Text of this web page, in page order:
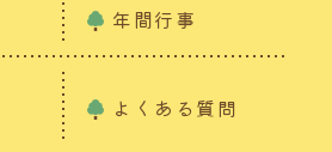
年間行事
よくある質問